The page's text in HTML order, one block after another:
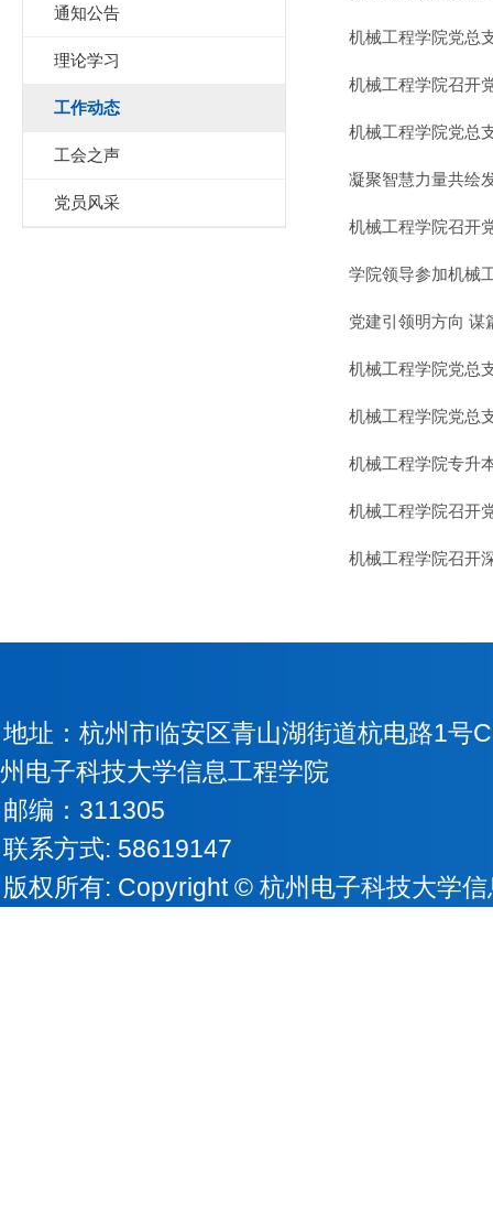
通知公告
理论学习
工作动态
工会之声
党员风采
机械工程学院党总
机械工程学院召开
机械工程学院党总
凝聚智慧力量共绘
机械工程学院召开
学院领导参加机械
党建引领明方向 谋
机械工程学院党总
机械工程学院党总
机械工程学院专升
机械工程学院召开
机械工程学院召开
地址：杭州市临安区青山湖街道杭电路1号
州电子科技大学信息工程学院
邮编：311305
联系方式: 58619147
版权所有: Copyright © 杭州电子科技大学